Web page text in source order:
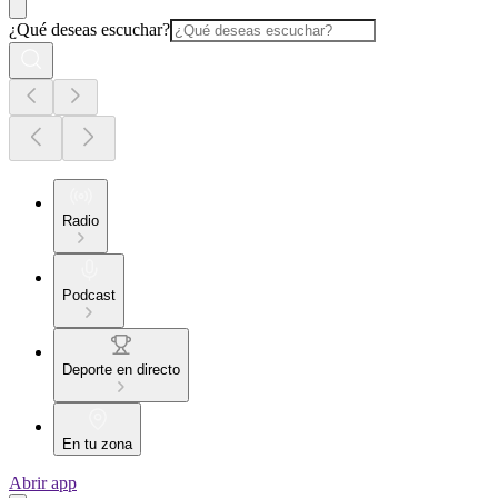
¿Qué deseas escuchar?
Radio
Podcast
Deporte en directo
En tu zona
Abrir app